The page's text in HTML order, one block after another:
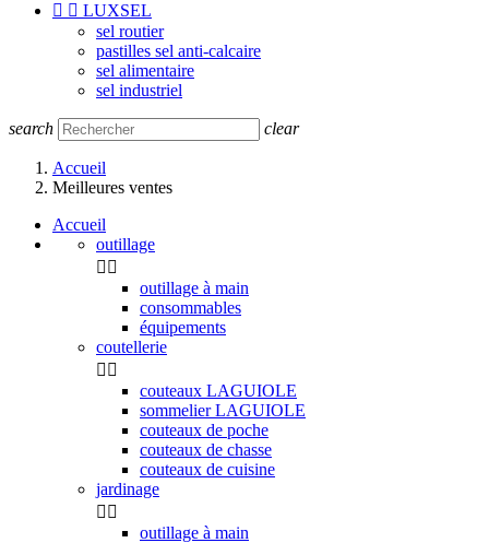
  LUXSEL
sel routier
pastilles sel anti-calcaire
sel alimentaire
sel industriel
search clear
Accueil
Meilleures ventes
Accueil
outillage
 
outillage à main
consommables
équipements
coutellerie
 
couteaux LAGUIOLE
sommelier LAGUIOLE
couteaux de poche
couteaux de chasse
couteaux de cuisine
jardinage
 
outillage à main